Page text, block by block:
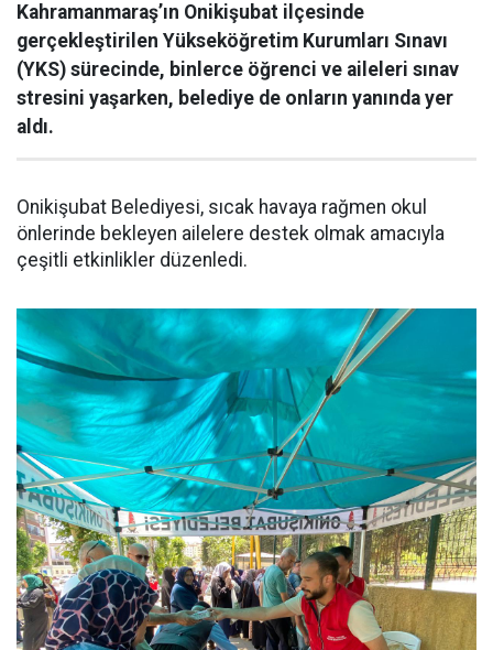
Kahramanmaraş’ın Onikişubat ilçesinde
gerçekleştirilen Yükseköğretim Kurumları Sınavı
(YKS) sürecinde, binlerce öğrenci ve aileleri sınav
stresini yaşarken, belediye de onların yanında yer
aldı.
Onikişubat Belediyesi, sıcak havaya rağmen okul
önlerinde bekleyen ailelere destek olmak amacıyla
çeşitli etkinlikler düzenledi.